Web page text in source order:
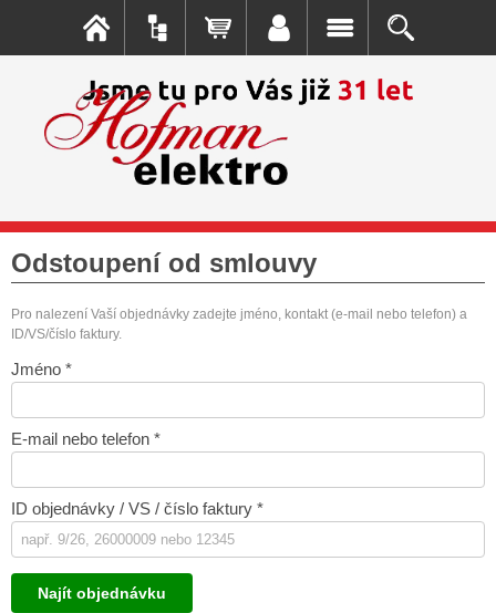
Odstoupení od smlouvy
Pro nalezení Vaší objednávky zadejte jméno, kontakt (e-mail nebo telefon) a
ID/VS/číslo faktury.
Jméno *
E-mail nebo telefon *
ID objednávky / VS / číslo faktury *
Najít objednávku